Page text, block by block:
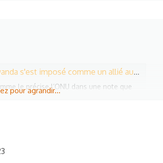
un allié aussi incontournable qu'encombrant
le précise l’ONU dans une note que
considéré comme un agresseur
pour agrandir...